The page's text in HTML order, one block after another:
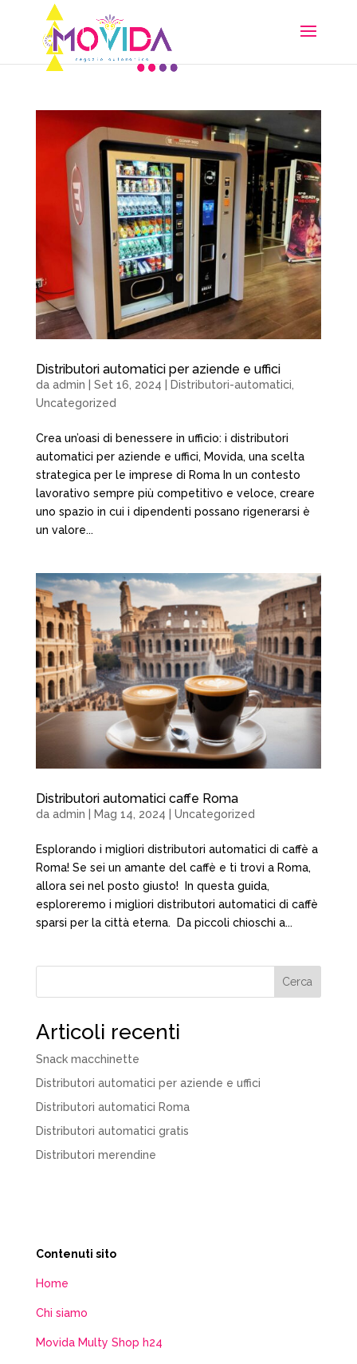
Distributori automatici per aziende e uffici
da admin Set 16, 2024 Distributori-automatici
Uncategorized
Crea un’oasi di benessere in ufficio: i distributori
automatici per aziende e uffici, Movida, una scelta
strategica per le imprese di Roma In un contesto
lavorativo sempre più competitivo e veloce, creare
uno spazio in cui i dipendenti possano rigenerarsi è
un valore...
Distributori automatici caffe Roma
da admin | Mag 14, 2024 | Uncategorized
Esplorando i migliori distributori automatici di caffè a
Roma! Se sei un amante del caffè e ti trovi a Roma,
allora sei nel posto giusto! In questa guida,
esploreremo i migliori distributori automatici di caffè
sparsi per la città eterna. Da piccoli chioschi a...
Cerca
Articoli recenti
Snack macchinette
Distributori automatici per aziende e uffici
Distributori automatici Roma
Distributori automatici gratis
Distributori merendine
Contenuti sito
Home
Chi siamo
Movida Multy Shop h24